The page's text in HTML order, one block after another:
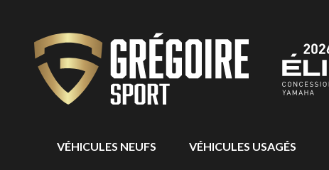
VÉHICULES NEUFS VÉHICULES USAGÉS